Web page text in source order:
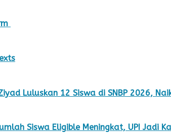
Luluskan 12 Siswa di SNBP 2026,
Siswa Eligible Meningkat, UPI Jadi